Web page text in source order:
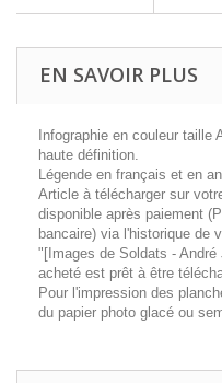
EN SAVOIR PLUS
Infographie en couleur
haute définition.
Légende en français et en
Article à télécharger sur
disponible après paiement
bancaire) via l'historique de
"[Images de Soldats -
acheté est prêt à être
Pour l'impression des
du papier photo glacé ou